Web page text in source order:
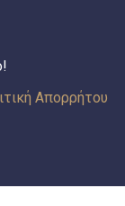
Απορρήτου